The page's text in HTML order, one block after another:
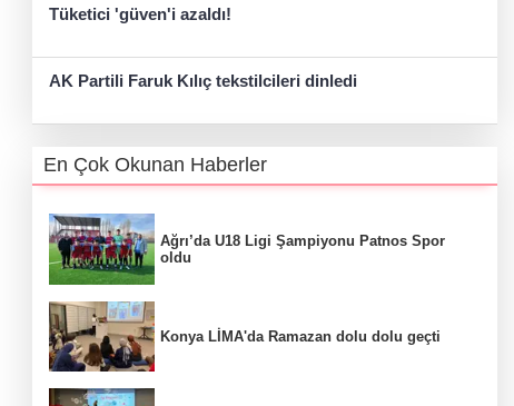
Tüketici 'güven'i azaldı!
AK Partili Faruk Kılıç tekstilcileri dinledi
En Çok Okunan Haberler
Ağrı’da U18 Ligi Şampiyonu Patnos Spor
oldu
Konya LİMA'da Ramazan dolu dolu geçti